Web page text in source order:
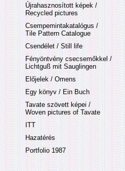
Újrahasznosított képek /
Recycled pictures
Csempemintakatalógus /
Tile Pattern Catalogue
Csendélet / Still life
Fényöntvény csecsemőkkel /
Lichtguß mit Sauglingen
Előjelek / Omens
Egy könyv / Ein Buch
Tavate szövett képei /
Woven pictures of Tavate
ITT
Hazatérés
Portfolio 1987